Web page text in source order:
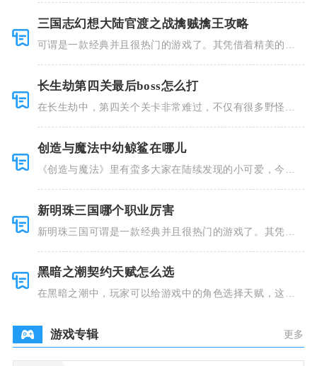
三国志幻想大陆官渡之战擒贼擒王攻略
可谓是一款经典并且很热门的游戏了。其凭借着精美的画
长生劫第四关最后boss怎么打
在长生劫中，第四关个关卡非常难过，不仅有很多野怪，
创造与魔法中幼鲸鲨在哪儿
《创造与魔法》里有蛮多大家在陆续发现的小可爱，今天
新明珠三国哪个职业厉害
新明珠三国可谓是一款经典并且很热门的游戏了。其凭借
黑暗之潮契约天赋怎么选
在黑暗之潮中，玩家可以给游戏中的角色选择天赋，这些
游戏专辑 更多